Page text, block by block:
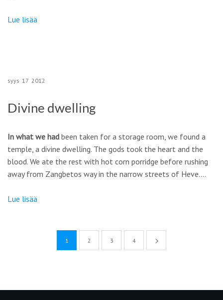
Lue lisää
syys 17 2012
Divine dwelling
In what we had been taken for a storage room, we found a
temple, a divine dwelling. The gods took the heart and the
blood. We ate the rest with hot corn porridge before rushing
away from Zangbetos way in the narrow streets of Heve.…
Lue lisää
1 2 3 4